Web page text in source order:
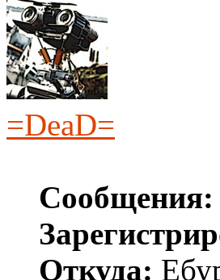
=DeaD=
Сообщения:
Откуда: